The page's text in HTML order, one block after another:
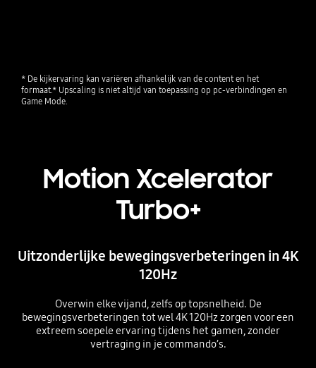
* De kijkervaring kan variëren afhankelijk van de content en het
formaat.* Upscaling is niet altijd van toepassing op pc-verbindingen en
Game Mode.
Motion Xcelerator
Turbo+
Uitzonderlijke bewegingsverbeteringen in 4K
120Hz
Overwin elke vijand, zelfs op topsnelheid. De
bewegingsverbeteringen tot wel 4K 120Hz zorgen voor een
extreem soepele ervaring tijdens het gamen, zonder
vertraging in je commando’s.